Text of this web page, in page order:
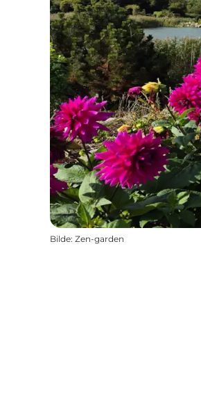
Bilde: Zen-garden